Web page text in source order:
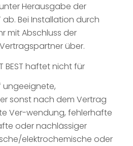
Herausgabe der
ab. Bei Installation durch
mit Abschluss der
über.
BEST haftet nicht für
ungeeignete,
sonst nach dem Vertrag
Ver-wendung, fehlerhafte
oder nachlässiger
elektrochemische oder